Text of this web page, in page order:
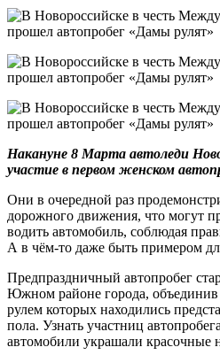
Накануне 8 Марта автоледи
участие в первом женском
Они в очередной раз
дорожного движения, что могут
водить автомобиль, соблюдая
А в чём-то даже быть примером
Предпраздничный автопробег
Южном районе города, объединив
рулем которых находились
пола. Узнать участниц
автомобили украшали красочные